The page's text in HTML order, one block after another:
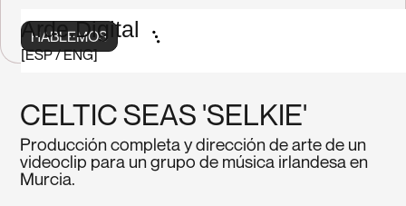
Arde.Digital
[ESP/ENG]
HABLEMOS
CELTIC SEAS 'SELKIE'
Producción completa y dirección de arte de un
videoclip para un grupo de música irlandesa en
Murcia.